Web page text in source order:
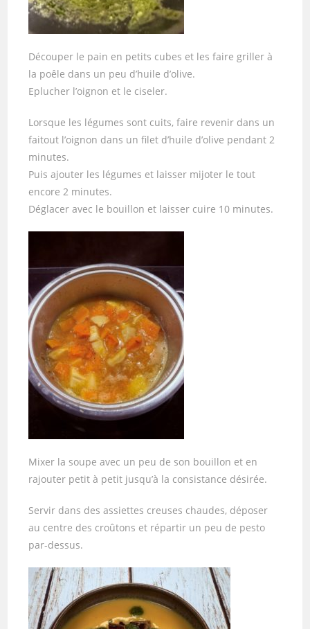
Découper le pain en petits cubes et les faire griller à
la poêle dans un peu d’huile d’olive.
Eplucher l’oignon et le ciseler.
Lorsque les légumes sont cuits, faire revenir dans un
faitout l’oignon dans un filet d’huile d’olive pendant 2
minutes.
Puis ajouter les légumes et laisser mijoter le tout
encore 2 minutes.
Déglacer avec le bouillon et laisser cuire 10 minutes.
Mixer la soupe avec un peu de son bouillon et en
rajouter petit à petit jusqu’à la consistance désirée.
Servir dans des assiettes creuses chaudes, déposer
au centre des croûtons et répartir un peu de pesto
par-dessus.